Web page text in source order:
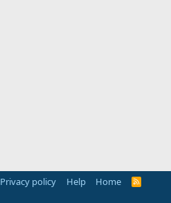
Privacy policy Help Home
R